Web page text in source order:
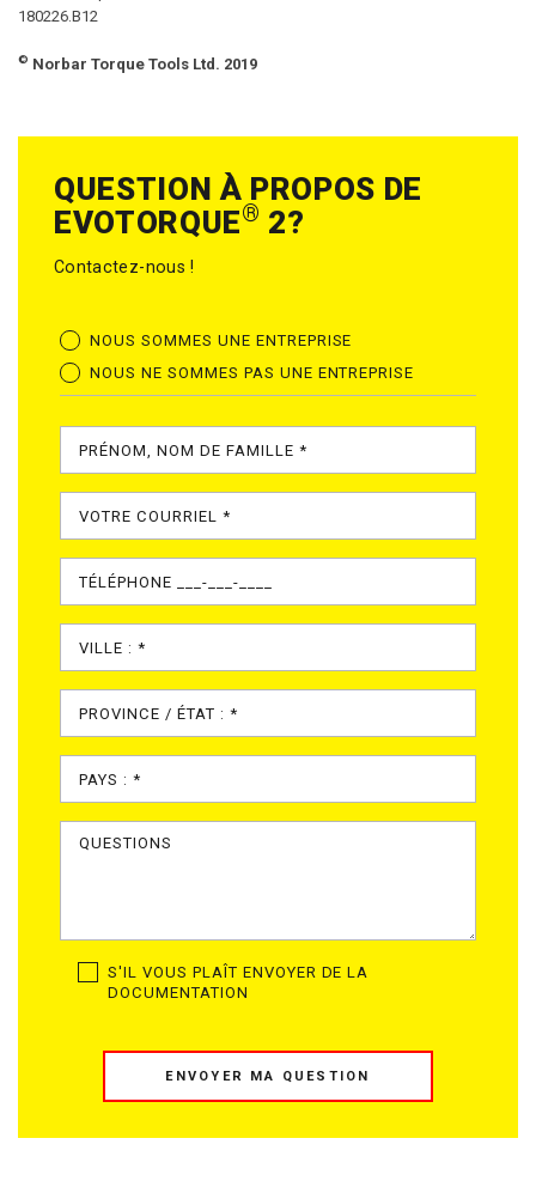
180226.B12
© Norbar Torque Tools Ltd. 2019
QUESTION À PROPOS DE
EVOTORQUE® 2?
Contactez-nous !
NOUS SOMMES UNE ENTREPRISE
NOUS NE SOMMES PAS UNE ENTREPRISE
S'IL VOUS PLAÎT ENVOYER DE LA
DOCUMENTATION
ENVOYER MA QUESTION